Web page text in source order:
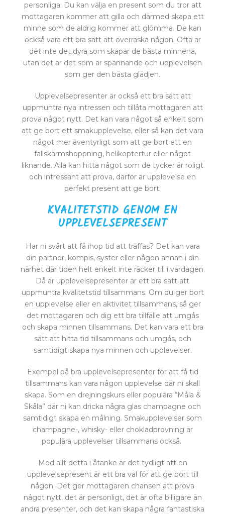
personliga. Du kan välja en present som du tror att
mottagaren kommer att gilla och därmed skapa ett
minne som de aldrig kommer att glömma. De kan
också vara ett bra sätt att överraska någon. Ofta är
det inte det dyra som skapar de bästa minnena,
utan det är det som är spännande och upplevelsen
som ger den bästa glädjen.
Upplevelsepresenter är också ett bra sätt att
uppmuntra nya intressen och tillåta mottagaren att
prova något nytt. Det kan vara något så enkelt som
att ge bort ett smakupplevelse, eller så kan det vara
något mer äventyrligt som att ge bort ett en
fallskärmshoppning, helikoptertur eller något
liknande. Alla kan hitta något som de tycker är roligt
och intressant att prova, därför är upplevelse en
perfekt present att ge bort.
KVALITETSTID GENOM EN
UPPLEVELSEPRESENT
Har ni svårt att få ihop tid att träffas? Det kan vara
din partner, kompis, syster eller någon annan i din
närhet där tiden helt enkelt inte räcker till i vardagen.
Då är upplevelsepresenter är ett bra sätt att
uppmuntra kvalitetstid tillsammans. Om du ger bort
en upplevelse eller en aktivitet tillsammans, så ger
det mottagaren och dig ett bra tillfälle att umgås
och skapa minnen tillsammans. Det kan vara ett bra
sätt att hitta tid tillsammans och umgås, och
samtidigt skapa nya minnen och upplevelser.
Exempel på bra upplevelsepresenter för att få tid
tillsammans kan vara någon upplevelse där ni skall
skapa. Som en drejningskurs eller populära “Måla &
Skåla” där ni kan dricka några glas champagne och
samtidigt skapa en målning. Smakupplevelser som
champagne-, whisky- eller chokladprovning är
populära upplevelser tillsammans också.
Med allt detta i åtanke är det tydligt att en
upplevelsepresent är ett bra val för att ge bort till
någon. Det ger mottagaren chansen att prova
något nytt, det är personligt, det är ofta billigare än
andra presenter, och det kan skapa några fantastiska